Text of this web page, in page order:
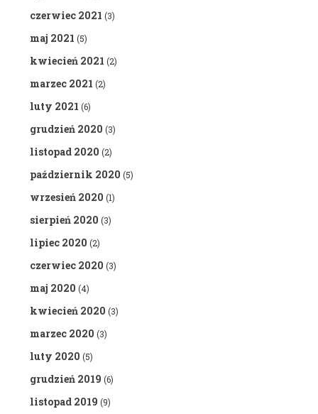
czerwiec 2021 (3)
maj 2021 (5)
kwiecień 2021 (2)
marzec 2021 (2)
luty 2021 (6)
grudzień 2020 (3)
listopad 2020 (2)
październik 2020 (5)
wrzesień 2020 (1)
sierpień 2020 (3)
lipiec 2020 (2)
czerwiec 2020 (3)
maj 2020 (4)
kwiecień 2020 (3)
marzec 2020 (3)
luty 2020 (5)
grudzień 2019 (6)
listopad 2019 (9)